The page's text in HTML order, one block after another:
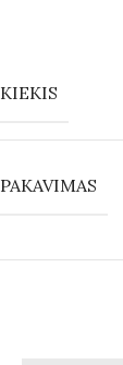
KIEKIS
PAKAVIMAS